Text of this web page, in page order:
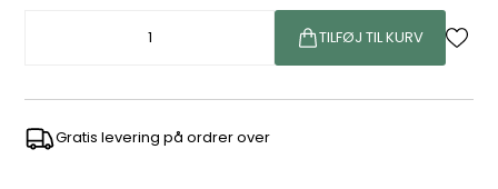
TILFØJ TIL KURV
Gratis levering på ordrer over